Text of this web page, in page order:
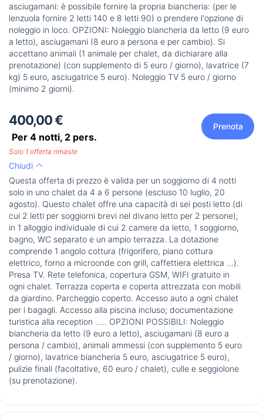
asciugamani: è possibile fornire la propria biancheria: (per le
lenzuola fornire 2 letti 140 e 8 letti 90) o prendere l'opzione di
noleggio in loco. OPZIONI: Noleggio biancheria da letto (9 euro
a letto), asciugamani (8 euro a persona e per cambio). Si
accettano animali (1 animale per chalet, da dichiarare alla
prenotazione) (con supplemento di 5 euro / giorno), lavatrice (7
kg) 5 euro, asciugatrice 5 euro). Noleggio TV 5 euro / giorno
(minimo 2 giorni).
400,00 €
Per 4 notti, 2 pers.
Prenota
Solo 1 offerta rimaste
Chiudi
Questa offerta di prezzo è valida per un soggiorno di 4 notti
solo in uno chalet da 4 a 6 persone (escluso 10 luglio, 20
agosto). Questo chalet offre una capacità di sei posti letto (di
cui 2 letti per soggiorni brevi nel divano letto per 2 persone),
in 1 alloggio individuale di cui 2 camere da letto, 1 soggiorno,
bagno, WC separato e un ampio terrazza. La dotazione
comprende 1 angolo cottura (frigorifero, piano cottura
elettrico, forno a microonde con grill, caffettiera elettrica ...).
Presa TV. Rete telefonica, copertura GSM, WIFI gratuito in
ogni chalet. Terrazza coperta e coperta attrezzata con mobili
da giardino. Parcheggio coperto. Accesso auto a ogni chalet
per i bagagli. Accesso alla piscina incluso; documentazione
turistica alla reception ..... OPZIONI POSSIBILI: Noleggio
biancheria da letto (9 euro a letto), asciugamani (8 euro a
persona / cambio), animali ammessi (con supplemento 5 euro
/ giorno), lavatrice biancheria 5 euro, asciugatrice 5 euro),
pulizie finali (facoltative, 60 euro / chalet), culle e seggiolone
(su prenotazione).